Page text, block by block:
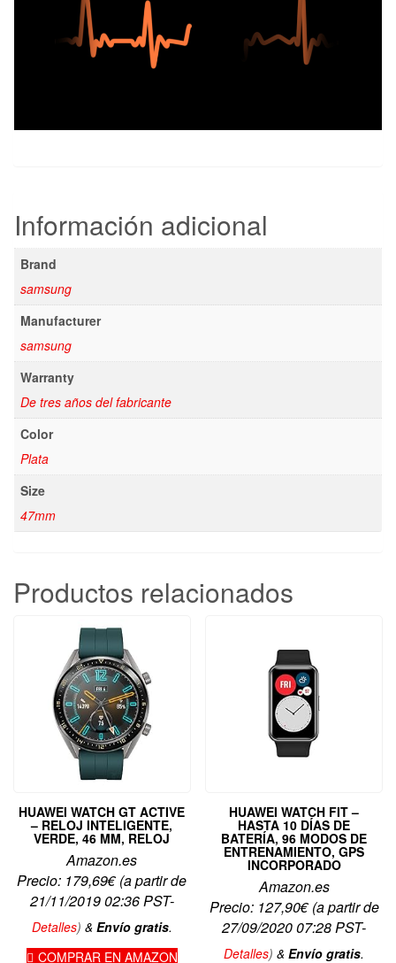
Información adicional
Brand
samsung
Manufacturer
samsung
Warranty
De tres años del fabricante
Color
Plata
Size
47mm
Productos relacionados
HUAWEI WATCH GT ACTIVE
– RELOJ INTELIGENTE,
VERDE, 46 MM, RELOJ
Amazon.es
Precio: 179,69€(a partir de
21/11/2019 02:36 PST-
Detalles) & Envío gratis.
COMPRAR EN AMAZON
HUAWEI WATCH FIT –
HASTA 10 DÍAS DE
BATERÍA, 96 MODOS DE
ENTRENAMIENTO, GPS
INCORPORADO
Amazon.es
Precio: 127,90€(a partir de
27/09/2020 07:28 PST-
Detalles)&Envío gratis.